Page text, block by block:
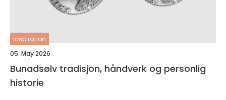
inspiration
05. May 2026
Bunadsølv tradisjon, håndverk og personlig
historie